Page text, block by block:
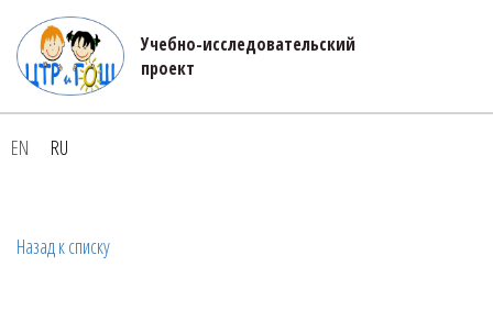
Учебно-исследовательский
проект
EN RU
Назад к списку